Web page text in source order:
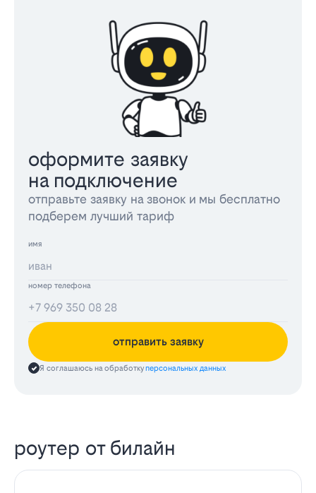
оформите заявку
на подключение
отправьте заявку на звонок и мы бесплатно
подберем лучший тариф
имя
номер телефона
отправить заявку
Я соглашаюсь на обработкуперсональных данных
роутер от билайн